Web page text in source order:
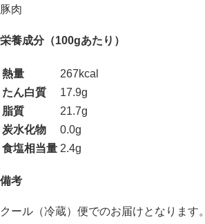
豚肉
栄養成分（100gあたり）
熱量
267kcal
たん白質
17.9g
脂質
21.7g
炭水化物
0.0g
食塩相当量 2.4g
備考
クール（冷蔵）便でのお届けとなります。